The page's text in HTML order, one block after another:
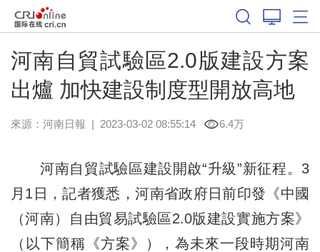
河南自貿試驗區2.0版建設方案
出爐 加快建設制度型開放高地
來源： 河南日報 | 2023-03-02 08:55:14 6.4万
河南自貿試驗區建設開啟“升級”新征程。3
月1日，記者獲悉，河南省政府日前印發《中國
（河南）自由貿易試驗區2.0版建設實施方案》
（以下簡稱《方案》），為未來一段時期河南